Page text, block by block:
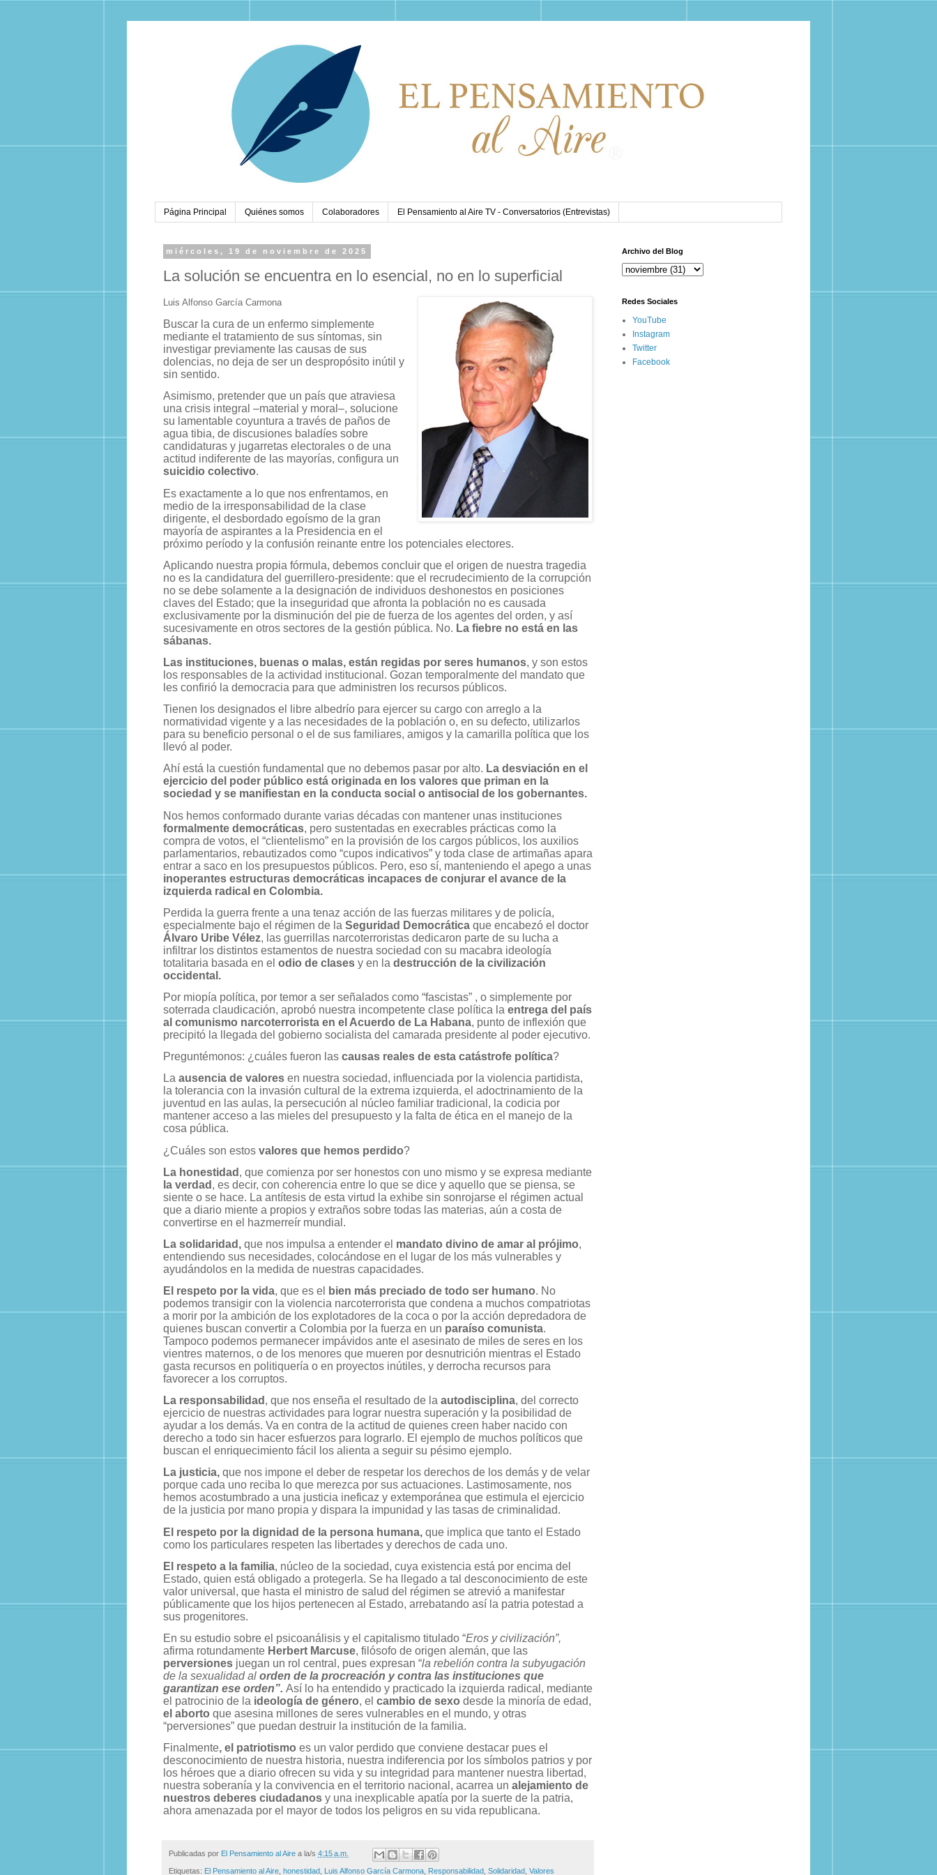
Página Principal Quiénes somos Colaboradores El Pensamiento al Aire TV - Conversatorios (Entrevistas)
miércoles, 19 de noviembre de 2025
La solución se encuentra en lo esencial, no en lo superficial
Luis Alfonso García Carmona
Buscar la cura de un enfermo simplemente
mediante el tratamiento de sus síntomas, sin
investigar previamente las causas de sus
dolencias, no deja de ser un despropósito inútil y
sin sentido.
Asimismo, pretender que un país que atraviesa
una crisis integral –material y moral–, solucione
su lamentable coyuntura a través de paños de
agua tibia, de discusiones baladíes sobre
candidaturas y jugarretas electorales o de una
actitud indiferente de las mayorías, configura un
suicidio colectivo.
Es exactamente a lo que nos enfrentamos, en
medio de la irresponsabilidad de la clase
dirigente, el desbordado egoísmo de la gran
mayoría de aspirantes a la Presidencia en el
próximo período y la confusión reinante entre los potenciales electores.
Aplicando nuestra propia fórmula, debemos concluir que el origen de nuestra tragedia
no es la candidatura del guerrillero-presidente: que el recrudecimiento de la corrupción
no se debe solamente a la designación de individuos deshonestos en posiciones
claves del Estado; que la inseguridad que afronta la población no es causada
exclusivamente por la disminución del pie de fuerza de los agentes del orden, y así
sucesivamente en otros sectores de la gestión pública. No. La fiebre no está en las
sábanas.
Las instituciones, buenas o malas, están regidas por seres humanos, y son estos
los responsables de la actividad institucional. Gozan temporalmente del mandato que
les confirió la democracia para que administren los recursos públicos.
Tienen los designados el libre albedrío para ejercer su cargo con arreglo a la
normatividad vigente y a las necesidades de la población o, en su defecto, utilizarlos
para su beneficio personal o el de sus familiares, amigos y la camarilla política que los
llevó al poder.
Ahí está la cuestión fundamental que no debemos pasar por alto. La desviación en el
ejercicio del poder público está originada en los valores que priman en la
sociedad y se manifiestan en la conducta social o antisocial de los gobernantes.
Nos hemos conformado durante varias décadas con mantener unas instituciones
formalmente democráticas, pero sustentadas en execrables prácticas como la
compra de votos, el “clientelismo” en la provisión de los cargos públicos, los auxilios
parlamentarios, rebautizados como “cupos indicativos” y toda clase de artimañas apara
entrar a saco en los presupuestos públicos. Pero, eso sí, manteniendo el apego a unas
inoperantes estructuras democráticas incapaces de conjurar el avance de la
izquierda radical en Colombia.
Perdida la guerra frente a una tenaz acción de las fuerzas militares y de policía,
especialmente bajo el régimen de la Seguridad Democrática que encabezó el doctor
Álvaro Uribe Vélez, las guerrillas narcoterroristas dedicaron parte de su lucha a
infiltrar los distintos estamentos de nuestra sociedad con su macabra ideología
totalitaria basada en el odio de clases y en la destrucción de la civilización
occidental.
Por miopía política, por temor a ser señalados como “fascistas” , o simplemente por
soterrada claudicación, aprobó nuestra incompetente clase política la entrega del país
al comunismo narcoterrorista en el Acuerdo de La Habana, punto de inflexión que
precipitó la llegada del gobierno socialista del camarada presidente al poder ejecutivo.
Preguntémonos: ¿cuáles fueron las causas reales de esta catástrofe política?
La ausencia de valores en nuestra sociedad, influenciada por la violencia partidista,
la tolerancia con la invasión cultural de la extrema izquierda, el adoctrinamiento de la
juventud en las aulas, la persecución al núcleo familiar tradicional, la codicia por
mantener acceso a las mieles del presupuesto y la falta de ética en el manejo de la
cosa pública.
¿Cuáles son estos valores que hemos perdido?
La honestidad , que comienza por ser honestos con uno mismo y se expresa mediante
la verdad , es decir, con coherencia entre lo que se dice y aquello que se piensa, se
siente o se hace. La antítesis de esta virtud la exhibe sin sonrojarse el régimen actual
que a diario miente a propios y extraños sobre todas las materias, aún a costa de
convertirse en el hazmerreír mundial.
La solidaridad, que nos impulsa a entender el mandato divino de amar al prójimo,
entendiendo sus necesidades, colocándose en el lugar de los más vulnerables y
ayudándolos en la medida de nuestras capacidades.
El respeto por la vida, que es el bien más preciado de todo ser humano. No
podemos transigir con la violencia narcoterrorista que condena a muchos compatriotas
a morir por la ambición de los explotadores de la coca o por la acción depredadora de
quienes buscan convertir a Colombia por la fuerza en un paraíso comunista.
Tampoco podemos permanecer impávidos ante el asesinato de miles de seres en los
vientres maternos, o de los menores que mueren por desnutrición mientras el Estado
gasta recursos en politiquería o en proyectos inútiles, y derrocha recursos para
favorecer a los corruptos.
La responsabilidad , que nos enseña el resultado de la autodisciplina, del correcto
ejercicio de nuestras actividades para lograr nuestra superación y la posibilidad de
ayudar a los demás. Va en contra de la actitud de quienes creen haber nacido con
derecho a todo sin hacer esfuerzos para lograrlo. El ejemplo de muchos políticos que
buscan el enriquecimiento fácil los alienta a seguir su pésimo ejemplo.
La justicia, que nos impone el deber de respetar los derechos de los demás y de velar
porque cada uno reciba lo que merezca por sus actuaciones. Lastimosamente, nos
hemos acostumbrado a una justicia ineficaz y extemporánea que estimula el ejercicio
de la justicia por mano propia y dispara la impunidad y las tasas de criminalidad.
El respeto por la dignidad de la persona humana, que implica que tanto el Estado
como los particulares respeten las libertades y derechos de cada uno.
El respeto a la familia, núcleo de la sociedad, cuya existencia está por encima del
Estado, quien está obligado a protegerla. Se ha llegado a tal desconocimiento de este
valor universal, que hasta el ministro de salud del régimen se atrevió a manifestar
públicamente que los hijos pertenecen al Estado, arrebatando así la patria potestad a
sus progenitores.
En su estudio sobre el psicoanálisis y el capitalismo titulado “Eros y civilización”,
afirma rotundamente Herbert Marcuse, filósofo de origen alemán, que las
perversiones juegan un rol central, pues expresan “la rebelión contra la subyugación
de la sexualidad al orden de la procreación y contra las instituciones que
garantizan ese orden”. Así lo ha entendido y practicado la izquierda radical, mediante
el patrocinio de la ideología de género, el cambio de sexo desde la minoría de edad,
el aborto que asesina millones de seres vulnerables en el mundo, y otras
“perversiones” que puedan destruir la institución de la familia.
Finalmente, el patriotismo es un valor perdido que conviene destacar pues el
desconocimiento de nuestra historia, nuestra indiferencia por los símbolos patrios y por
los héroes que a diario ofrecen su vida y su integridad para mantener nuestra libertad,
nuestra soberanía y la convivencia en el territorio nacional, acarrea un alejamiento de
nuestros deberes ciudadanos y una inexplicable apatía por la suerte de la patria,
ahora amenazada por el mayor de todos los peligros en su vida republicana.
Publicadas por El Pensamiento al Aire a la/s 4:15 a.m.
Etiquetas: El Pensamiento al Aire honestidad Luis Alfonso García Carmona Responsabilidad Solidaridad Valores
Archivo del Blog
Redes Sociales
YouTube
Instagram
Twitter
Facebook